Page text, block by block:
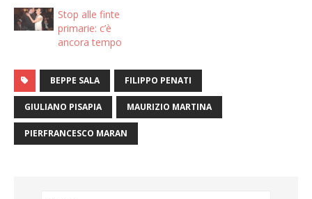
Stop alle finte
primarie: c’è
ancora tempo
BEPPE SALA FILIPPO PENATI
GIULIANO PISAPIA MAURIZIO MARTINA
PIERFRANCESCO MARAN